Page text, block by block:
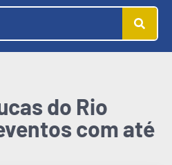
do Rio
com até